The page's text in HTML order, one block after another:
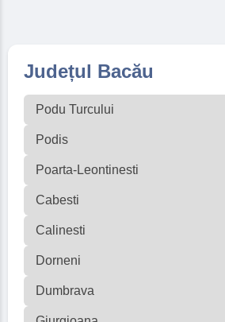
Județul Bacău
Podu Turcului
Podis
Poarta-Leontinesti
Cabesti
Calinesti
Dorneni
Dumbrava